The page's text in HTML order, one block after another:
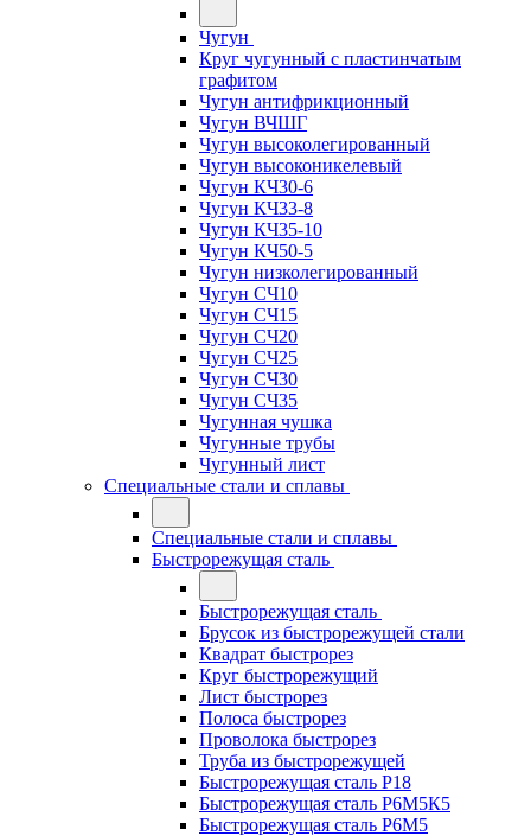
Чугун
Круг чугунный с пластинчатым
графитом
Чугун антифрикционный
Чугун ВЧШГ
Чугун высоколегированный
Чугун высоконикелевый
Чугун КЧ30-6
Чугун КЧ33-8
Чугун КЧ35-10
Чугун КЧ50-5
Чугун низколегированный
Чугун СЧ10
Чугун СЧ15
Чугун СЧ20
Чугун СЧ25
Чугун СЧ30
Чугун СЧ35
Чугунная чушка
Чугунные трубы
Чугунный лист
Специальные стали и сплавы
Специальные стали и сплавы
Быстрорежущая сталь
Быстрорежущая сталь
Брусок из быстрорежущей стали
Квадрат быстрорез
Круг быстрорежущий
Лист быстрорез
Полоса быстрорез
Проволока быстрорез
Труба из быстрорежущей
Быстрорежущая сталь Р18
Быстрорежущая сталь Р6М5К5
Быстрорежущая сталь Р6М5